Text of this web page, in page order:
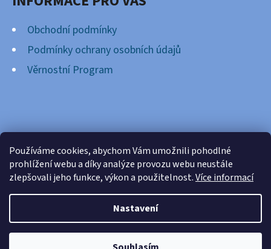
Používáme cookies, abychom Vám umožnili pohodlné
prohlížení webu a díky analýze provozu webu neustále
zlepšovali jeho funkce, výkon a použitelnost.Více informací
Nastavení
Obchodní podmínky
Podmínky ochrany osobních údajů
Věrnostní Program
FACEBOOK
Copyright 2026Cardsnation.cz. Všechna práva